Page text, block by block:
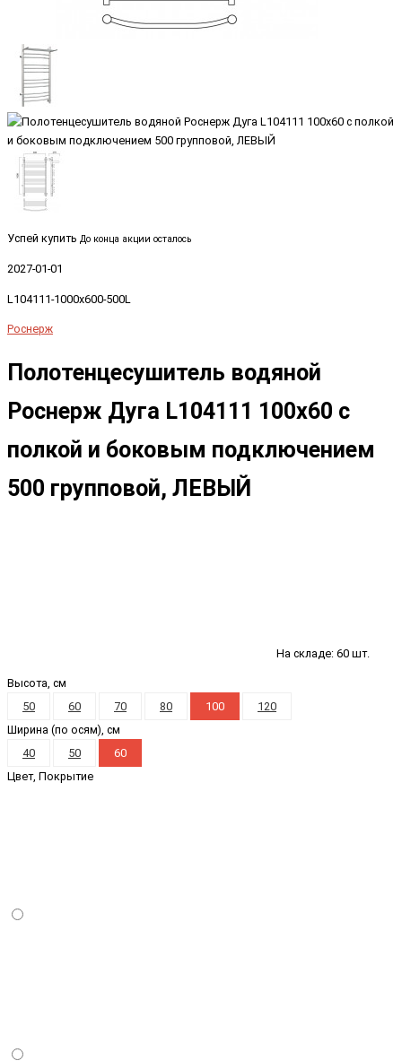
Успей купить До конца акции осталось
2027-01-01
L104111-1000x600-500L
Роснерж
Полотенцесушитель водяной
Роснерж Дуга L104111 100x60 с
полкой и боковым подключением
500 групповой, ЛЕВЫЙ
На складе: 60 шт.
Высота, см
50
60 70 80 100
120
Ширина (по осям), см
40
50
60
Цвет, Покрытие